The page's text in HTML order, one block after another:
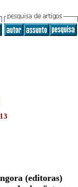
(editoras)